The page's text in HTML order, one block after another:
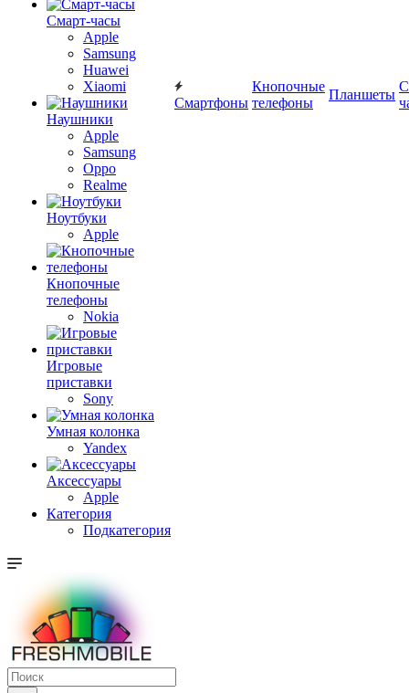
Смарт-часы
Apple
Samsung
Huawei
Xiaomi
Наушники
Apple
Samsung
Oppo
Realme
Ноутбуки
Apple
Кнопочные
телефоны
Nokia
Игровые
приставки
Sony
Умная колонка
Yandex
Аксессуары
Apple
Категория
Подкатегория
Смартфоны
Кнопочные
телефоны
Планшеты